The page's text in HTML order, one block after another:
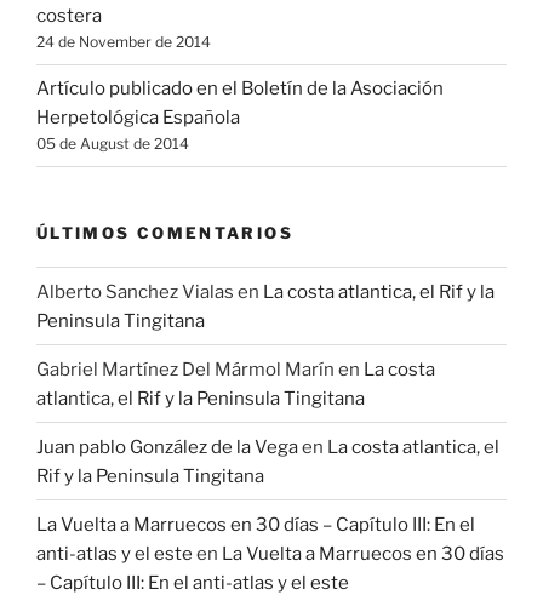
costera
24 de November de 2014
Artículo publicado en el Boletín de la Asociación
Herpetológica Española
05 de August de 2014
ÚLTIMOS COMENTARIOS
Alberto Sanchez Vialas en La costa atlantica, el Rif y la
Peninsula Tingitana
Gabriel Martínez Del Mármol Marín en La costa
atlantica, el Rif y la Peninsula Tingitana
Juan pablo González de la Vegaen La costa atlantica, el
Rif y la Peninsula Tingitana
La Vuelta a Marruecos en 30 días – Capítulo III: En el
anti-atlas y el este en La Vuelta a Marruecos en 30 días
– Capítulo III: En el anti-atlas y el este